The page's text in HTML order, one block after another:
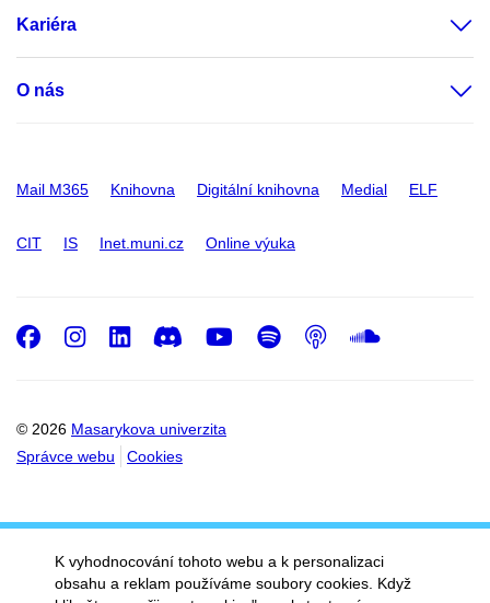
Kariéra
O nás
Mail M365 Knihovna Digitální knihovna Medial ELF
CIT IS Inet.muni.cz Online výuka
© 2026 Masarykova univerzita
Správce webu
Cookies
Facebook
Instagram
LinkedIn
DiscordYoutube
Spotify
Podcast
K vyhodnocování tohoto webu a k personalizaci
obsahu a reklam používáme soubory cookies. Když